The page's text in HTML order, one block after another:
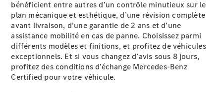
bénéficient entre autres d’un contrôle minutieux sur le
plan mécanique et esthétique, d’une révision complète
avant livraison, d’une garantie de 2 ans et d’une
assistance mobilité en cas de panne. Choisissez parmi
différents modèles et finitions, et profitez de véhicules
exceptionnels. Et si vous changez d’avis sous 8 jours,
profitez des conditions d’échange Mercedes-Benz
Certified pour votre véhicule.